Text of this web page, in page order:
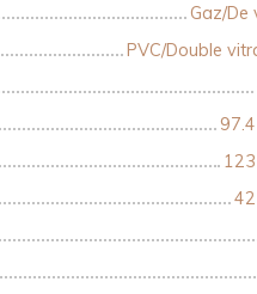
Gaz/De
PVC/Double
97.4
123
42